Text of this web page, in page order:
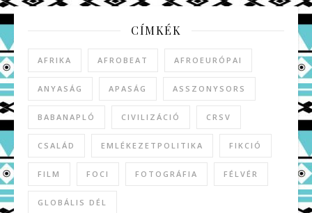
CÍMKÉK
AFRIKA AFROBEAT AFROEURÓPAI
ANYASÁG APASÁG ASSZONYSORS
BABANAPLÓ CIVILIZÁCIÓ CRSV
CSALÁD EMLÉKEZETPOLITIKA FIKCIÓ
FILM FOCI FOTOGRÁFIA FÉLVÉR
GLOBÁLIS DÉL